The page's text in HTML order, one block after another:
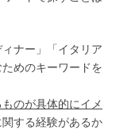
ナー」「イタリア
めのキーワードを
のが具体的にイメ
する経験があるか